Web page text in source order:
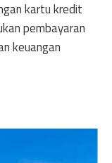
kartu kredit
pembayaran
keuangan